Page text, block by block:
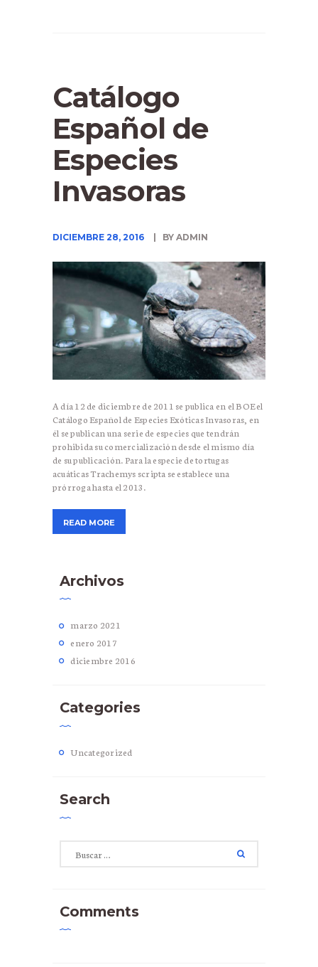
Catálogo
Español de
Especies
Invasoras
DICIEMBRE 28, 2016 BY ADMIN
A día 12 de diciembre de 2011 se publica en el BOE el
Catálogo Español de Especies Exóticas Invasoras, en
él se publican una serie de especies que tendrán
prohibida su comercialización desde el mismo día
de su publicación. Para la especie de tortugas
acuáticas Trachemys scripta se establece una
prórroga hasta el 2013.
READ MORE
Archivos
marzo 2021
enero 2017
diciembre 2016
Categories
Uncategorized
Search
Comments